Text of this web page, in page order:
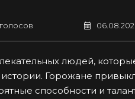
голосов
людей,
Горожане
способности и